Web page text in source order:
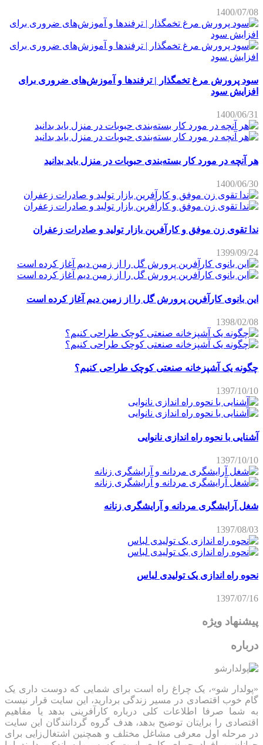
1400/07/08
سود پرورش مرغ تخمگذار | ترفندها و آموزش‌های ضروری برای
افزایش سود
1400/06/31
هر آنچه در مورد کار بسته‌بندی حبوبات در منزل باید بدانید
1400/06/30
ندا تقوی زن موفق و کارآفرین بازار تولید و صادرات زعفران
1399/09/24
این بانوی کارآفرین پرورش گل را از زمین دیم آغاز کرده است
1398/02/08
چگونه یک آشپزخانه صنعتی کوچک طراحی کنیم؟
1397/10/10
آشنایی با نحوه راه اندازی نانوایی
1397/10/10
شغل آرایشگری مردانه و آرایشگری زنانه
1397/08/03
نحوه راه اندازی یک تولیدی لباس
1397/07/16
پیشنهاد ویژه
درباره
«پولدار شو»، یک چراغ راه است برای شمایی که دوست داری یک
گام خوب اقتصادی در مسیر زندگی بردارید، این سایت قرار نیست
به شما صرفا اطلاعات کلی درباره کارآفرینی بدهد یا مفاهیم
اقتصادی را برایتان توضیح بدهد، هدف گروه گردانندگان این سایت
در مرحله اول معرفی مشاغل مختلف و همچنین اشتغال‌زایی برای